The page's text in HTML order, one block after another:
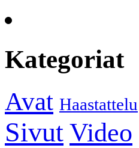
Kategoriat
Avat Haastattelu
Sivut Video